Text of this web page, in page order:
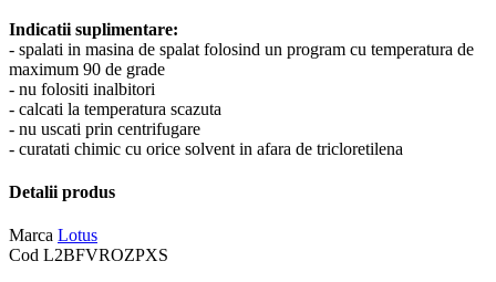
Indicatii suplimentare:
- spalati in masina de spalat folosind un program cu temperatura de
maximum 90 de grade
- nu folositi inalbitori
- calcati la temperatura scazuta
- nu uscati prin centrifugare
- curatati chimic cu orice solvent in afara de tricloretilena
Detalii produs
Marca Lotus
Cod L2BFVROZPXS